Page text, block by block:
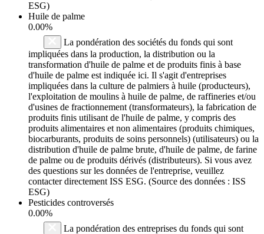
ESG)
Huile de palme
0.00%
La pondération des sociétés du fonds qui sont
impliquées dans la production, la distribution ou la
transformation d'huile de palme et de produits finis à base
d'huile de palme est indiquée ici. Il s'agit d'entreprises
impliquées dans la culture de palmiers à huile (producteurs),
l'exploitation de moulins à huile de palme, de raffineries et/ou
d'usines de fractionnement (transformateurs), la fabrication de
produits finis utilisant de l'huile de palme, y compris des
produits alimentaires et non alimentaires (produits chimiques,
biocarburants, produits de soins personnels) (utilisateurs) ou la
distribution d'huile de palme brute, d'huile de palme, de farine
de palme ou de produits dérivés (distributeurs). Si vous avez
des questions sur les données de l'entreprise, veuillez
contacter directement ISS ESG. (Source des données : ISS
ESG)
Pesticides controversés
0.00%
La pondération des entreprises du fonds qui sont